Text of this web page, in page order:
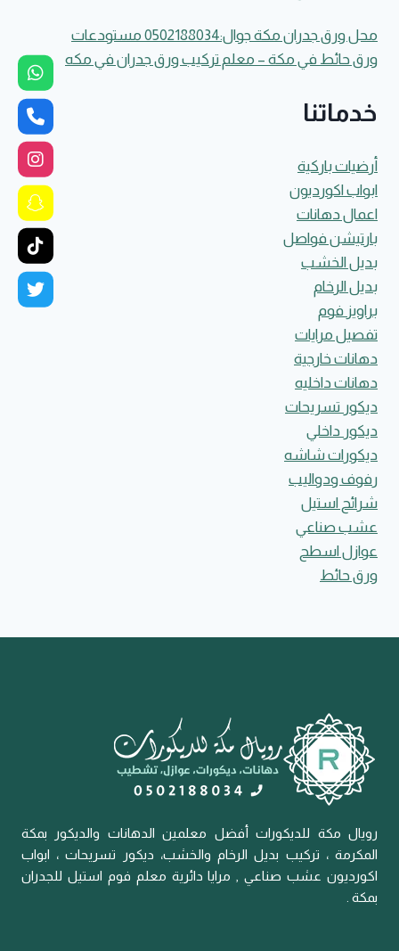
محل ورق جدران مكة جوال:0502188034 مستودعات
ورق حائط في مكة – معلم تركيب ورق جدران في مكه
خدماتنا
أرضيات باركية
ابواب اكورديون
اعمال دهانات
بارتيشن فواصل
بديل الخشب
بديل الرخام
براويز فوم
تفصيل مرايات
دهانات خارجية
دهانات داخليه
ديكور تسريحات
ديكور داخلي
ديكورات شاشه
رفوف ودواليب
شرائح استيل
عشب صناعي
عوازل اسطح
ورق حائط
رويال مكة للديكورات أفضل معلمين الدهانات والديكور بمكة
المكرمة ، تركيب بديل الرخام والخشب، ديكور تسريحات ، ابواب
اكورديون عشب صناعي , مرايا دائرية معلم فوم استيل للجدران
بمكة .